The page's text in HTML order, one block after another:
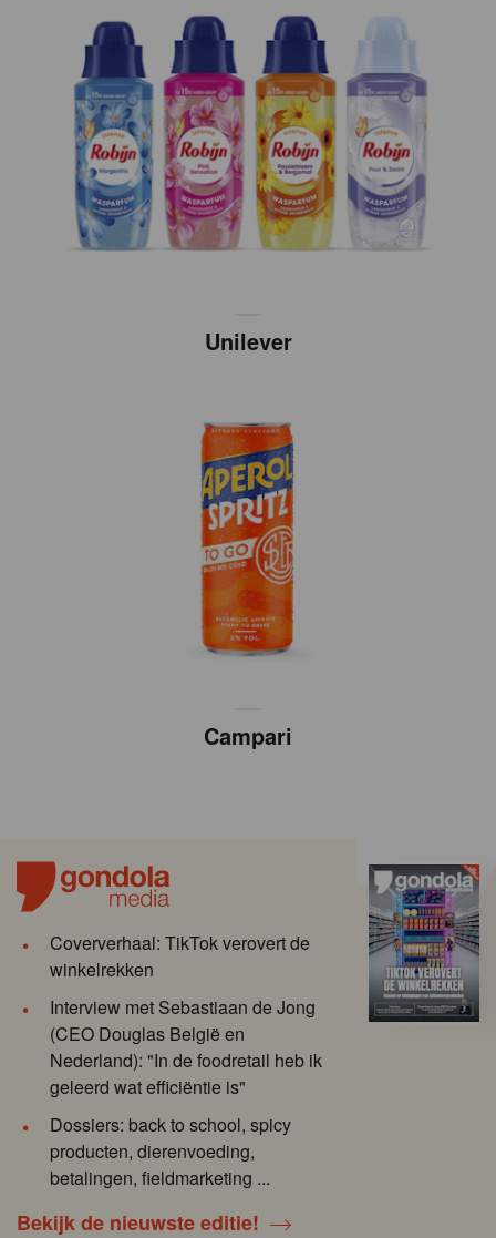
Unilever
Campari
Coververhaal: TikTok verovert de
winkelrekken
Interview met Sebastiaan de Jong
(CEO Douglas België en
Nederland): "In de foodretail heb ik
geleerd wat efficiëntie is"
Dossiers: back to school, spicy
producten, dierenvoeding,
betalingen, fieldmarketing ...
Bekijk de nieuwste editie!